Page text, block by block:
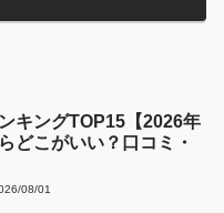
キングTOP15【2026年
どこがいい？口コミ・
08/01